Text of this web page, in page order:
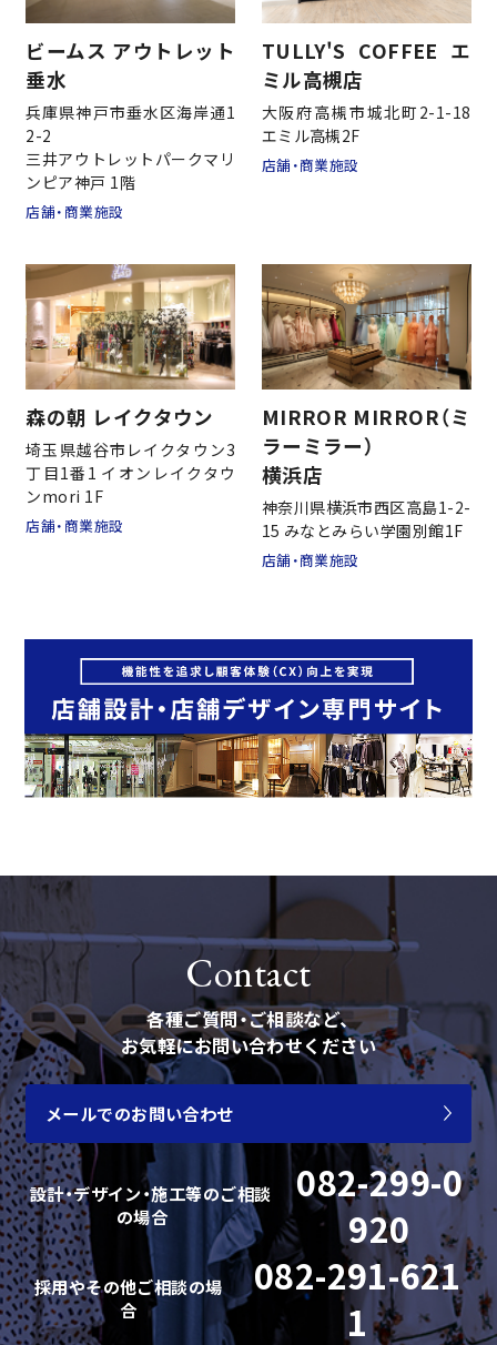
会社情報
事業案内
施工実績
新事業
採用情報
お問い合わせ
ビームス アウトレット
垂水
兵庫県神戸市垂水区海岸通1
2-2
三井アウトレットパークマリ
ンピア神戸 1階
店舗・商業施設
TULLY'S COFFEE エ
ミル高槻店
大阪府高槻市城北町2-1-18
エミル高槻2F
店舗・商業施設
森の朝 レイクタウン
埼玉県越谷市レイクタウン3
丁目1番1 イオンレイクタウ
ンmori 1F
店舗・商業施設
MIRROR MIRROR（ミ
ラーミラー）
横浜店
神奈川県横浜市西区高島1-2-
15 みなとみらい学園別館1F
店舗・商業施設
Contact
各種ご質問・ご相談など、
お気軽にお問い合わせください
メールでのお問い合わせ
設計・デザイン・施工等のご相談
の場合
082-299-0
920
採用やその他ご相談の場
合
082-291-621
1